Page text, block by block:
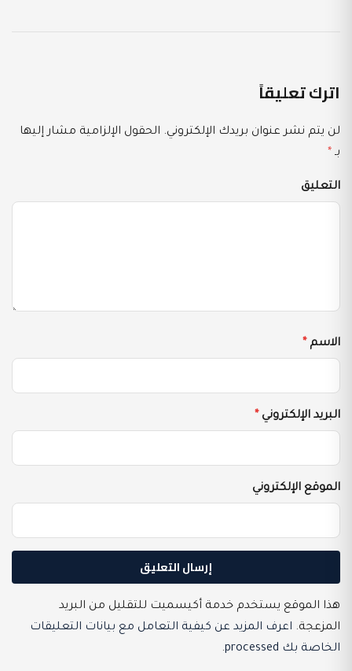
اترك تعليقاً
لن يتم نشر عنوان بريدك الإلكتروني. الحقول الإلزامية مشار إليها
بـ *
التعليق
الاسم *
البريد الإلكتروني *
الموقع الإلكتروني
هذا الموقع يستخدم خدمة أكيسميت للتقليل من البريد
المزعجة. اعرف المزيد عن كيفية التعامل مع بيانات التعليقات
الخاصة بك processed
.